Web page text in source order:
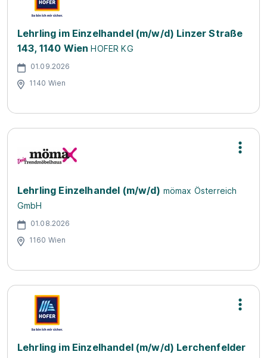
Lehrling im Einzelhandel (m/w/d) Linzer Straße
143, 1140 Wien HOFER KG
01.09.2026
1140 Wien
Lehrling Einzelhandel (m/w/d) mömax Österreich
GmbH
01.08.2026
1160 Wien
Lehrling im Einzelhandel (m/w/d) Lerchenfelder